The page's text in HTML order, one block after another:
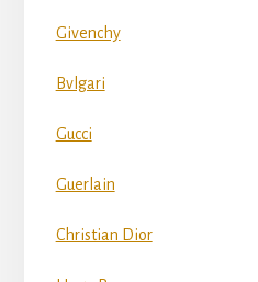
Givenchy
Bvlgari
Gucci
Guerlain
Christian Dior